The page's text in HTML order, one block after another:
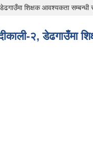
शिक्षक आवश्यकता सम्बन्धी
२, डेढगाउँमा